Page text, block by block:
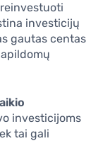
investicijų
gautas centas
investicijoms
tai gali